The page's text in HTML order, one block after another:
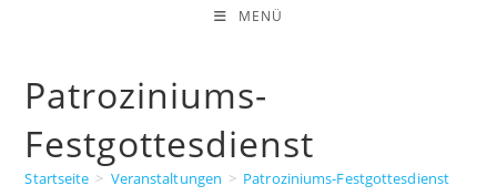
MENÜ
Patroziniums-
Festgottesdienst
Startseite > Veranstaltungen > Patroziniums-Festgottesdienst